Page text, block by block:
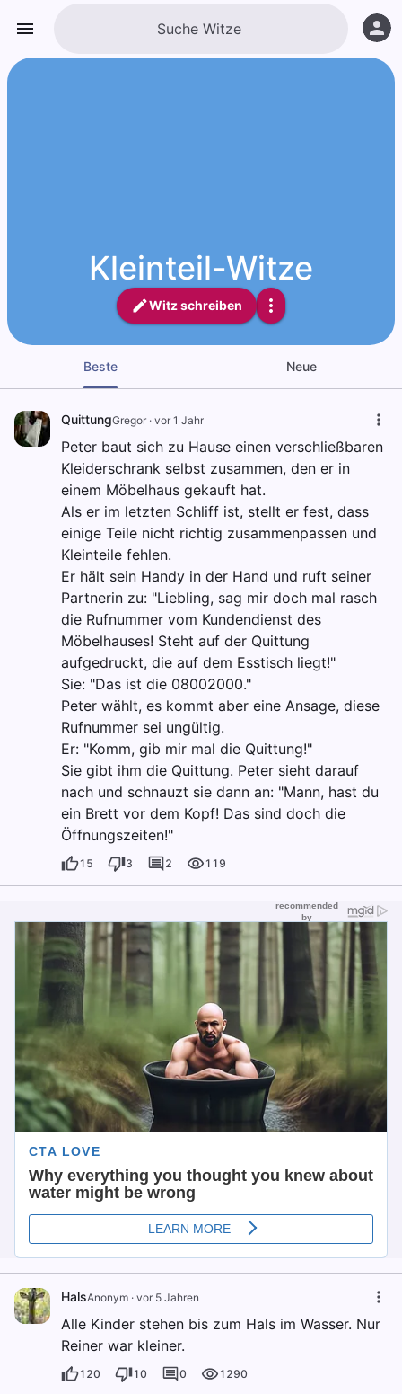
Kleinteil-Witze
Witz schreiben
Beste Neue
QuittungGregor · vor 1 Jahr
Peter baut sich zu Hause einen verschließbaren
Kleiderschrank selbst zusammen, den er in
einem Möbelhaus gekauft hat.
Als er im letzten Schliff ist, stellt er fest, dass
einige Teile nicht richtig zusammenpassen und
Kleinteile fehlen.
Er hält sein Handy in der Hand und ruft seiner
Partnerin zu: "Liebling, sag mir doch mal rasch
die Rufnummer vom Kundendienst des
Möbelhauses! Steht auf der Quittung
aufgedruckt, die auf dem Esstisch liegt!"
Sie: "Das ist die 08002000."
Peter wählt, es kommt aber eine Ansage, diese
Rufnummer sei ungültig.
Er: "Komm, gib mir mal die Quittung!"
Sie gibt ihm die Quittung. Peter sieht darauf
nach und schnauzt sie dann an: "Mann, hast du
ein Brett vor dem Kopf! Das sind doch die
Öffnungszeiten!"
15 3 2 119
HalsAnonym · vor 5 Jahren
Alle Kinder stehen bis zum Hals im Wasser. Nur
Reiner war kleiner.
120 10 0 1290